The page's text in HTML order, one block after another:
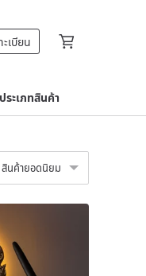
เบียน
ประเภทสินค้า
สินค้ายอดนิยม